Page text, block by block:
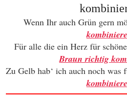
Wenn Ihr auch Grün gern
Für alle die ein Herz für
Braun richtig
Zu Gelb hab‘ ich auch noch